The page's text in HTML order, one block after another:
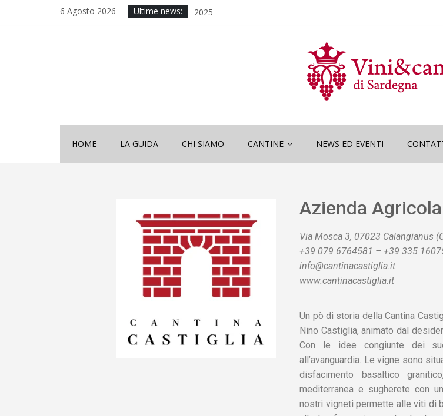
6 Agosto 2026 Ultime news:
Decima Edizione “Wine and
Nona Edizione “Wine and Sardinia”
HOME LA GUIDA CHI SIAMO CANTINE NEWS ED EVENTI
Azienda
Via Mosca 3, 07023 Calangianus
+39 079 6764581 – +39 335
info@cantinacastiglia.it
www.cantinacastiglia.it
Un pò di storia della Cantina
Nino Castiglia, animato dal
Con le idee congiunte dei
all’avanguardia. Le vigne sono
disfacimento basaltico
mediterranea e sugherete con
nostri vigneti permette alle viti di